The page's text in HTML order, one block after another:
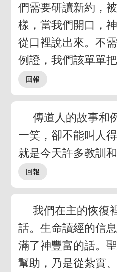
們需要研讀新約，
樣，當我們開口，
從口裡說出來。不
例證，我們該單單
傳道人的故事和
一笑，卻不能叫人
就是今天許多教訓
我們在主的恢復
話。生命讀經的信
滿了神豐富的話。
幫助，乃是從紮實